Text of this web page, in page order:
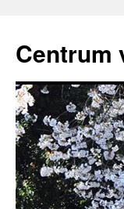
inhoud
Centrum